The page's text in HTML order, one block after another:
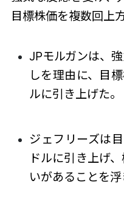
目標株価を複数回上
JPモルガンは、
しを理由に、目
ルに引き上げた。
ジェフリーズは
ドルに引き上げ
いがあることを浮